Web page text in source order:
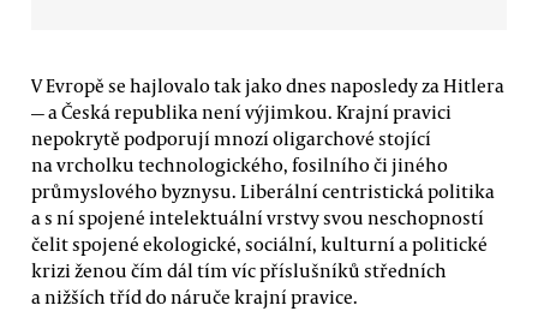
V Evropě se hajlovalo tak jako dnes naposledy za Hitlera
— a Česká republika není výjimkou. Krajní pravici
nepokrytě podporují mnozí oligarchové stojící
na vrcholku technologického, fosilního či jiného
průmyslového byznysu. Liberální centristická politika
a s ní spojené intelektuální vrstvy svou neschopností
čelit spojené ekologické, sociální, kulturní a politické
krizi ženou čím dál tím víc příslušníků středních
a nižších tříd do náruče krajní pravice.